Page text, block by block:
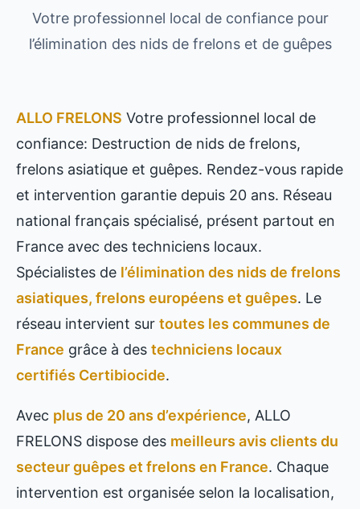
Votre professionnel local de confiance pour
l’élimination des nids de frelons et de guêpes
ALLO FRELONS Votre professionnel local de
confiance: Destruction de nids de frelons,
frelons asiatique et guêpes. Rendez-vous rapide
et intervention garantie depuis 20 ans. Réseau
national français spécialisé, présent partout en
France avec des techniciens locaux.
Spécialistes de l’élimination des nids de frelons
asiatiques, frelons européens et guêpes. Le
réseau intervient sur toutes les communes de
France grâce à des techniciens locaux
certifiés Certibiocide.
Avec plus de 20 ans d’expérience, ALLO
FRELONS dispose des meilleurs avis clients du
secteur guêpes et frelons en France. Chaque
intervention est organisée selon la localisation,